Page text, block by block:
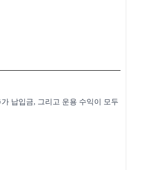
납입금, 그리고 운용 수익이 모두